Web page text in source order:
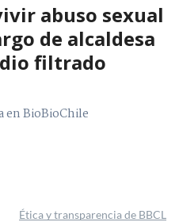
abuso sexual
de alcaldesa
filtrado
en BioBioChile
Ética y transparencia de BBCL